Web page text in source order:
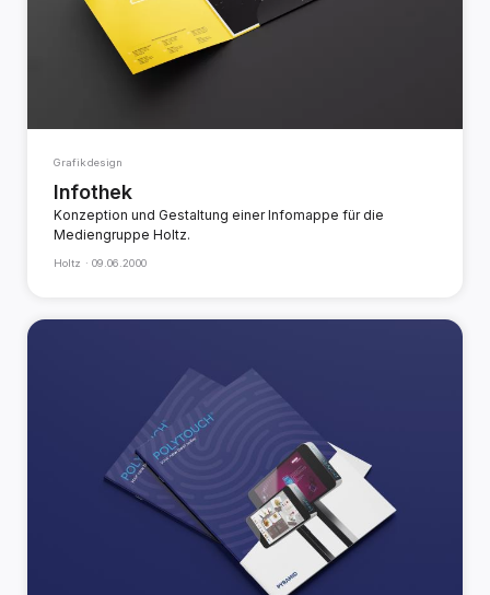
Grafikdesign
Infothek
Konzeption und Gestaltung einer Infomappe für die
Mediengruppe Holtz.
Holtz · 09.06.2000